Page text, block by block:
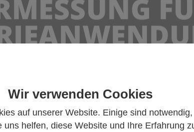
Wir verwenden Cookies
auf unserer Website. Einige sind notwendig,
uns helfen, diese Website und Ihre Erfahrung